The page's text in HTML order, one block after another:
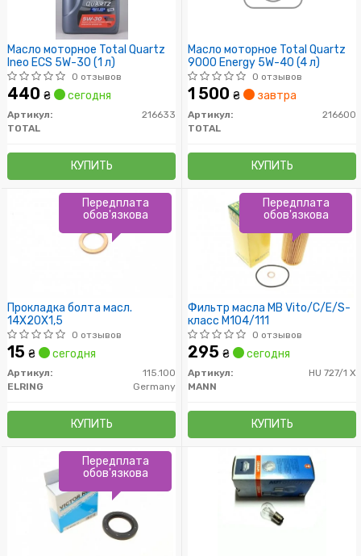
Масло моторное Total Quartz
Ineo ECS 5W-30 (1 л)
0 отзывов
440 ₴ сегодня
Артикул:
216633
TOTAL
КУПИТЬ
Масло моторное Total Quartz
9000 Energy 5W-40 (4 л)
0 отзывов
1 500 ₴ завтра
Артикул:
216600
TOTAL
КУПИТЬ
Прокладка болта масл.
14X20X1,5
0 отзывов
15 ₴ сегодня
Артикул:
115.100
ELRING
Germany
КУПИТЬ
Передплата
обов'язкова
Фильтр масла MB Vito/C/E/S-
класс M104/111
0 отзывов
295 ₴ сегодня
Артикул:
HU 727/1 X
MANN
КУПИТЬ
Передплата
обов'язкова
Передплата
обов'язкова